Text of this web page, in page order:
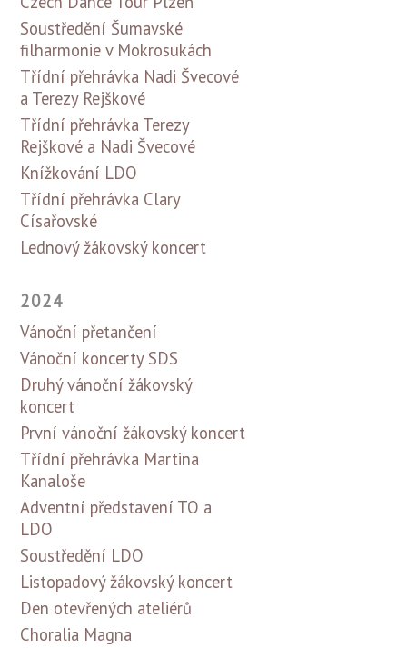
Soustředění Šumavské
filharmonie v Mokrosukách
Třídní přehrávka Nadi Švecové
a Terezy Rejškové
Třídní přehrávka Terezy
Rejškové a Nadi Švecové
Knížkování LDO
Třídní přehrávka Clary
Císařovské
Lednový žákovský koncert
2024
Vánoční přetančení
Vánoční koncerty SDS
Druhý vánoční žákovský
koncert
První vánoční žákovský koncert
Třídní přehrávka Martina
Kanaloše
Adventní představení TO a
LDO
Soustředění LDO
Listopadový žákovský koncert
Den otevřených ateliérů
Choralia Magna